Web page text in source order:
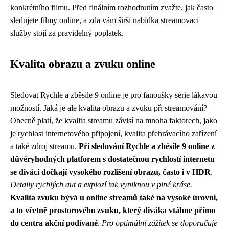
konkrétního filmu. Před finálním rozhodnutím zvažte, jak často
sledujete filmy online, a zda vám širší nabídka streamovací
služby stojí za pravidelný poplatek.
Kvalita obrazu a zvuku online
Sledovat Rychle a zběsile 9 online je pro fanoušky série lákavou
možností. Jaká je ale kvalita obrazu a zvuku při streamování?
Obecně platí, že kvalita streamu závisí na mnoha faktorech, jako
je rychlost internetového připojení, kvalita přehrávacího zařízení
a také zdroj streamu. Při sledování Rychle a zběsile 9 online z
důvěryhodných platforem s dostatečnou rychlostí internetu
se diváci dočkají vysokého rozlišení obrazu, často i v HDR.
Detaily rychlých aut a explozí tak vyniknou v plné kráse.
Kvalita zvuku bývá u online streamů také na vysoké úrovni,
a to včetně prostorového zvuku, který diváka vtáhne přímo
do centra akční podívané. Pro optimální zážitek se doporučuje